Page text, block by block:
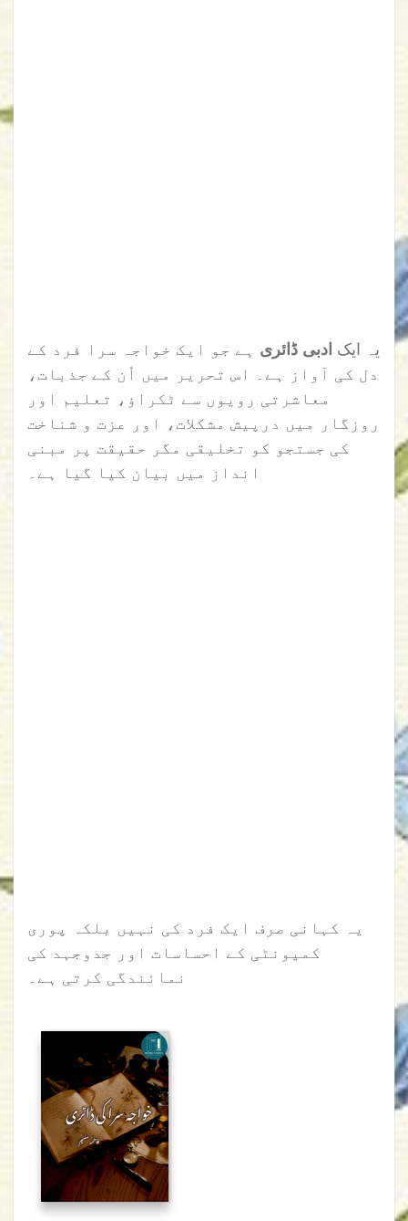
یہ ایک ادبی ڈائری ہے جو ایک خواجہ سرا فرد کے
دل کی آواز ہے۔ اس تحریر میں اُن کے جذبات،
معاشرتی رویوں سے ٹکراؤ، تعلیم اور
روزگار میں درپیش مشکلات، اور عزت و شناخت
کی جستجو کو تخلیقی مگر حقیقت پر مبنی
انداز میں بیان کیا گیا ہے۔
یہ کہانی صرف ایک فرد کی نہیں بلکہ پوری
کمیونٹی کے احساسات اور جدوجہد کی
نمائندگی کرتی ہے۔